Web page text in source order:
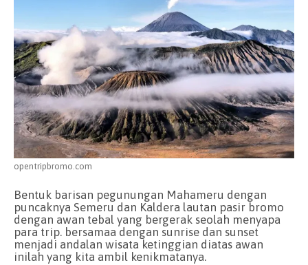
opentripbromo.com
Bentuk barisan pegunungan Mahameru dengan
puncaknya Semeru dan Kaldera lautan pasir bromo
dengan awan tebal yang bergerak seolah menyapa
para trip. bersamaa dengan sunrise dan sunset
menjadi andalan wisata ketinggian diatas awan
inilah yang kita ambil kenikmatanya.